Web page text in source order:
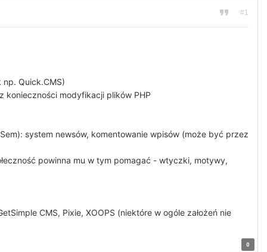
#1
np. Quick.CMS)
konieczności modyfikacji plików PHP
system newsów, komentowanie wpisów (może być przez
powinna mu w tym pomagać - wtyczki, motywy,
CMS, Pixie, XOOPS (niektóre w ogóle założeń nie
0